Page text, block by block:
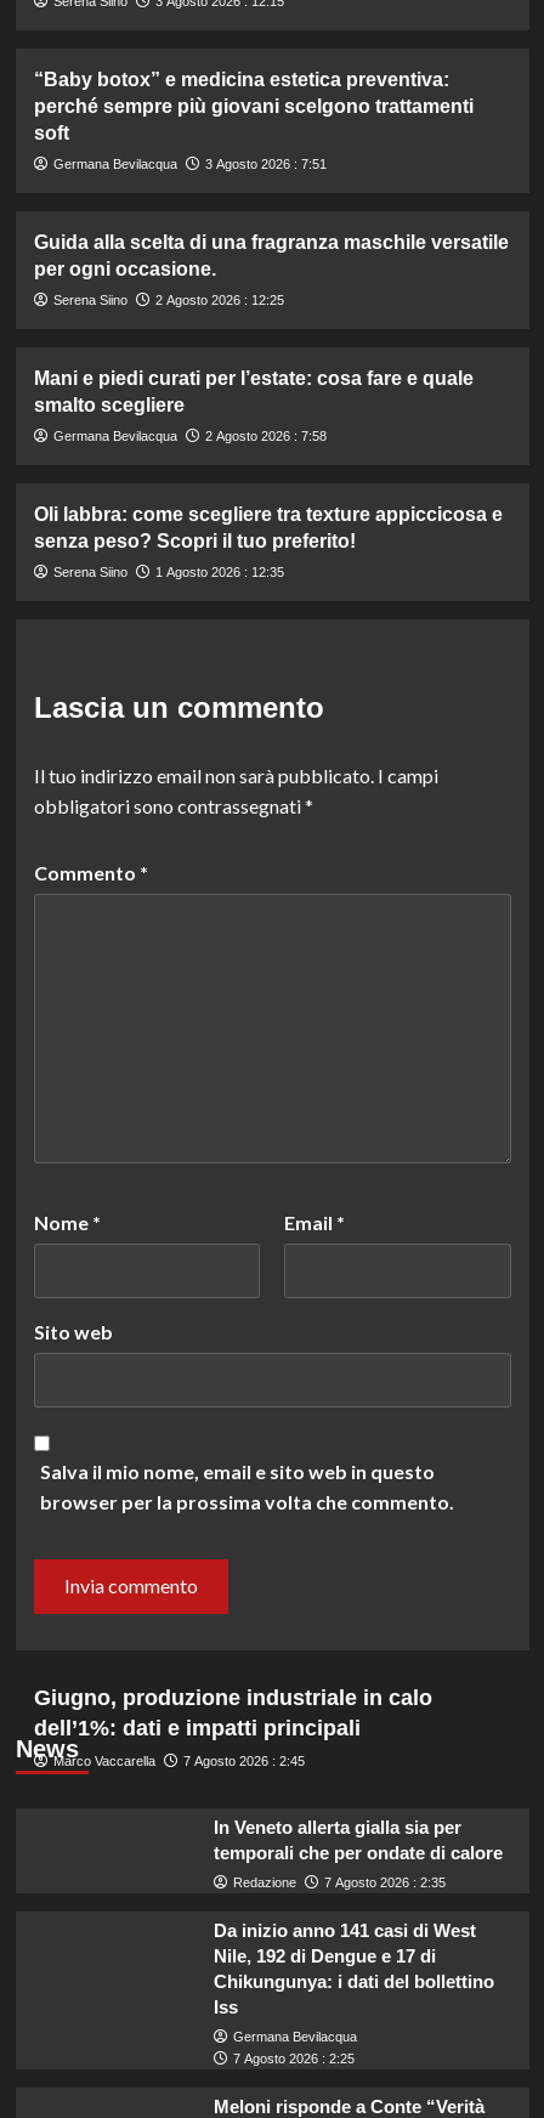
“Baby botox” e medicina estetica preventiva:
perché sempre più giovani scelgono trattamenti
soft
Germana Bevilacqua 3 Agosto 2026 : 7:51
Guida alla scelta di una fragranza maschile versatile
per ogni occasione.
Serena Siino 2 Agosto 2026 : 12:25
Mani e piedi curati per l’estate: cosa fare e quale
smalto scegliere
Germana Bevilacqua 2 Agosto 2026 : 7:58
Oli labbra: come scegliere tra texture appiccicosa e
senza peso? Scopri il tuo preferito!
Serena Siino 1 Agosto 2026 : 12:35
Lascia un commento
Il tuo indirizzo email non sarà pubblicato. I campi
obbligatori sono contrassegnati*
Commento *
Nome * Email *
Sito web
Salva il mio nome, email e sito web in questo
browser per la prossima volta che commento.
News
Giugno, produzione industriale in calo
dell’1%: dati e impatti principali
Marco Vaccarella 7 Agosto 2026 : 2:45
In Veneto allerta gialla sia per
temporali che per ondate di calore
Redazione 7 Agosto 2026 : 2:35
Da inizio anno 141 casi di West
Nile, 192 di Dengue e 17 di
Chikungunya: i dati del bollettino
Iss
Germana Bevilacqua
7 Agosto 2026 : 2:25
Meloni risponde a Conte “Verità